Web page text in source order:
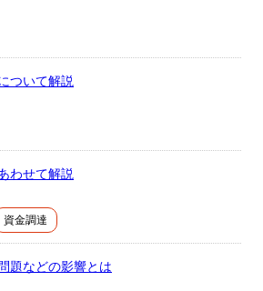
ついて解説
わせて解説
資金調達
題などの影響とは